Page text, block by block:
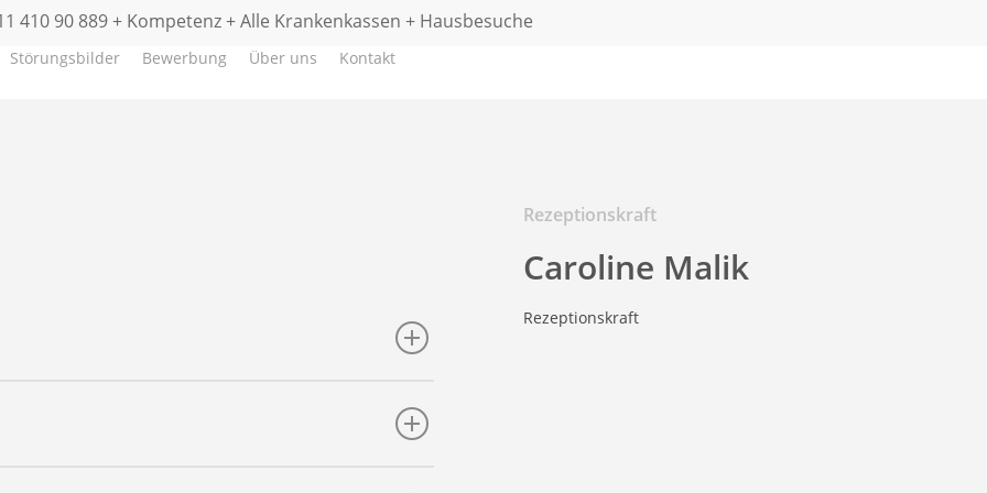
410 90 889 + Kompetenz + Alle Krankenkassen + Hausbesuche
Störungsbilder Bewerbung Über uns Kontakt
Rezeptionskraft
Caroline Malik
Rezeptionskraft